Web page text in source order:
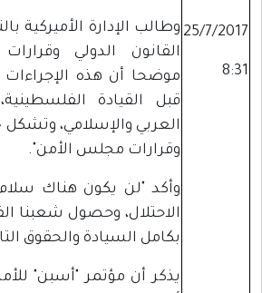
25/7/2017
8:31
وطالب الإدارة الأميركية
القانون الدولي
موضحا أن هذه
قبل القيادة
العربي والإسلامي، وتشكل
وقرارات مجلس الأمن".
وأكد "لن يكون هناك سلام
الاحتلال، وحصول شعبنا
بكامل السيادة والحقوق
يذكر أن مؤتمر "أسبن"